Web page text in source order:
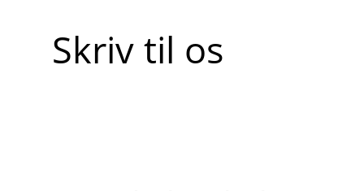
Skriv til os